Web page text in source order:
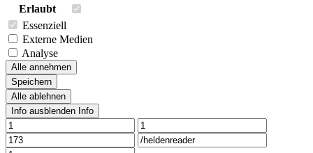
Erlaubt
Essenziell
Externe Medien
Analyse
Alle annehmen
Speichern
Alle ablehnen
Info ausblenden Info